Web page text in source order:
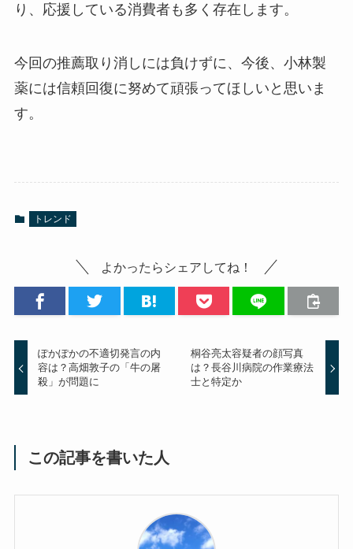
り、応援している消費者も多く存在します。
今回の推薦取り消しには負けずに、今後、小林製
薬には信頼回復に努めて頑張ってほしいと思いま
す。
トレンド
よかったらシェアしてね！
ぽかぽかの不適切発言の内
容は？高畑敦子の「牛の屠
殺」が問題に
桐谷亮太容疑者の顔写真
は？長谷川病院の作業療法
士と特定か
この記事を書いた人